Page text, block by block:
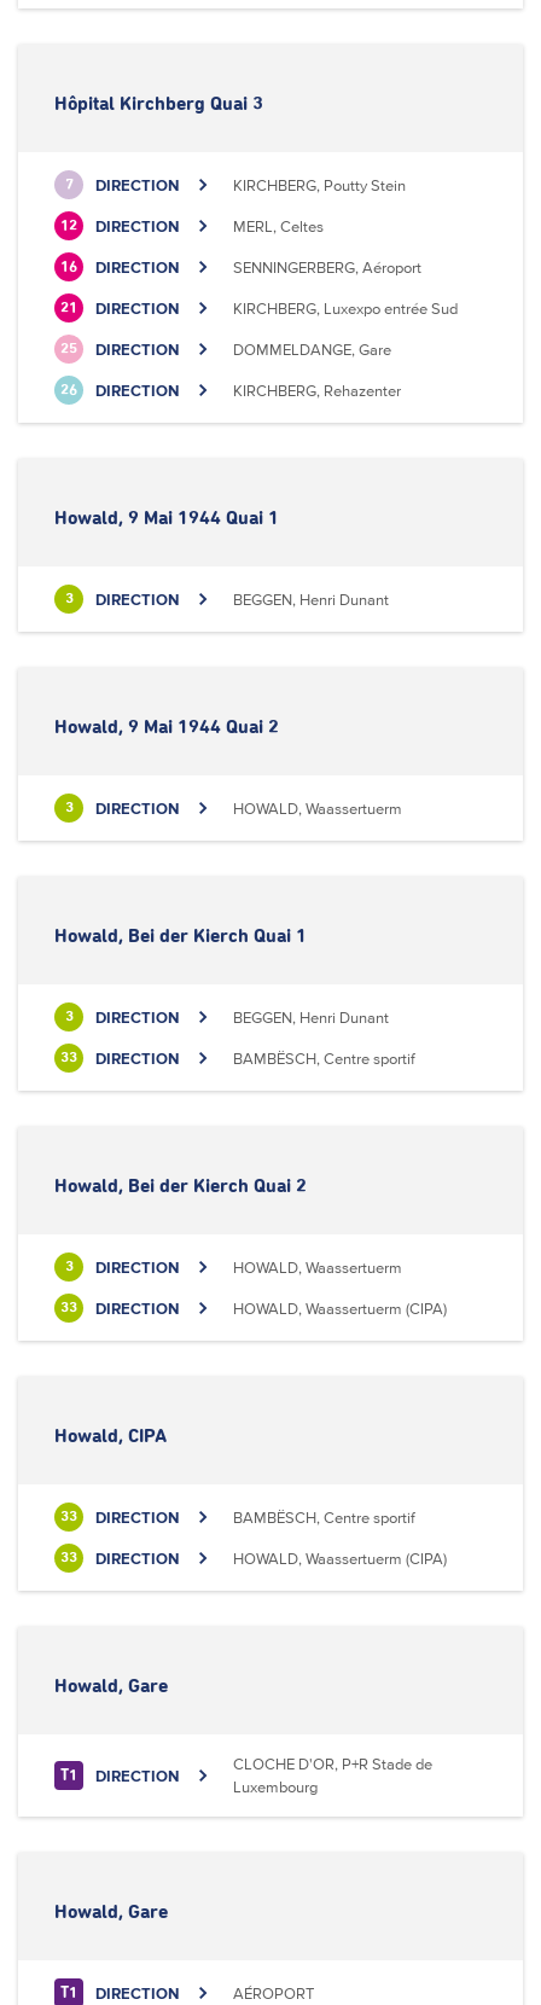
Hôpital Kirchberg Quai 3
7 DIRECTION KIRCHBERG, Poutty Stein
12 DIRECTION MERL, Celtes
16 DIRECTION SENNINGERBERG, Aéroport
21 DIRECTION KIRCHBERG, Luxexpo entrée Sud
25 DIRECTION DOMMELDANGE, Gare
26 DIRECTION KIRCHBERG, Rehazenter
Howald, 9 Mai 1944 Quai 1
3 DIRECTION BEGGEN, Henri Dunant
Howald, 9 Mai 1944 Quai 2
3 DIRECTION HOWALD, Waassertuerm
Howald, Bei der Kierch Quai 1
3 DIRECTION BEGGEN, Henri Dunant
33 DIRECTION BAMBËSCH, Centre sportif
Howald, Bei der Kierch Quai 2
3 DIRECTION HOWALD, Waassertuerm
33 DIRECTION HOWALD, Waassertuerm (CIPA)
Howald, CIPA
33 DIRECTION BAMBËSCH, Centre sportif
33 DIRECTION HOWALD, Waassertuerm (CIPA)
Howald, Gare
T1 DIRECTION
CLOCHE D'OR, P+R Stade de
Luxembourg
Howald, Gare
T1 DIRECTION AÉROPORT